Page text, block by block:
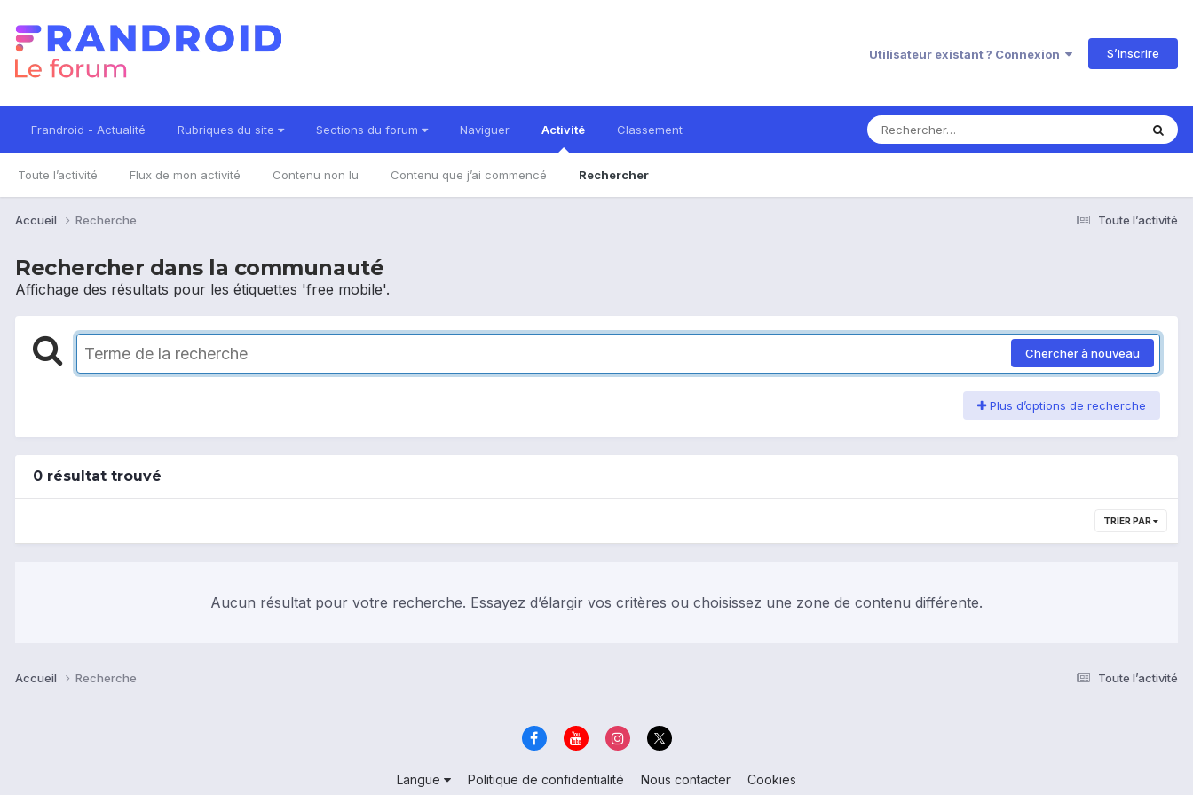
Utilisateur existant ? Connexion S’inscrire
Frandroid - Actualité Rubriques du site Sections du forum Naviguer Activité
Toute l’activité Flux de mon activité Contenu non lu Contenu que j’ai commencé Rechercher
Classement
Toute l’activité
Accueil Recherche
Rechercher dans la communauté
Affichage des résultats pour les étiquettes 'free mobile'.
Chercher à nouveau
Plus d’options de recherche
0 résultat trouvé
TRIER PAR
Aucun résultat pour votre recherche. Essayez d’élargir vos critères ou choisissez une zone de contenu différente.
Toute l’activité
Accueil Recherche
Langue Politique de confidentialité Nous contacter Cookies